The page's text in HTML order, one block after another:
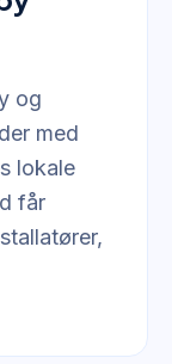
og
med
lokale
får